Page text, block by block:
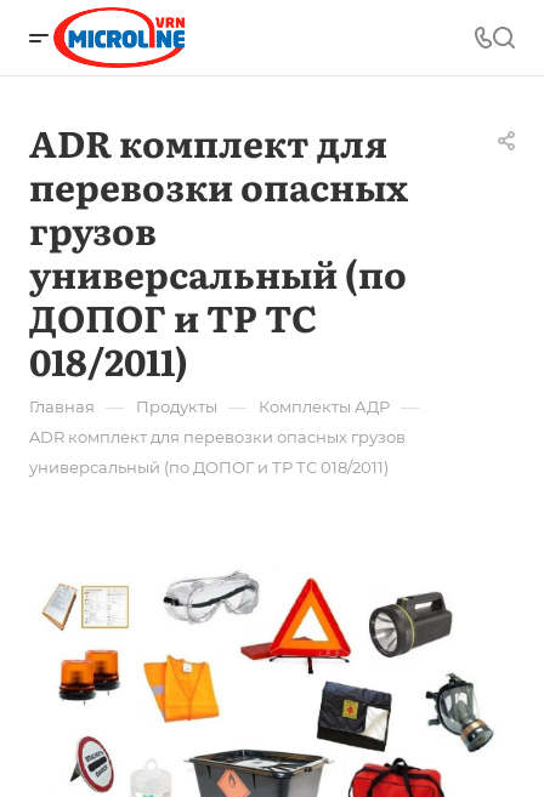
ADR комплект для
перевозки опасных
грузов
универсальный (по
ДОПОГ и ТР ТС
018/2011)
Главная — Продукты — Комплекты АДР —
ADR комплект для перевозки опасных грузов
универсальный (по ДОПОГ и ТР ТС 018/2011)